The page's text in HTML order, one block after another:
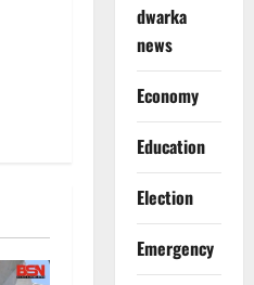
dwarka
news
Economy
Education
Election
Emergency